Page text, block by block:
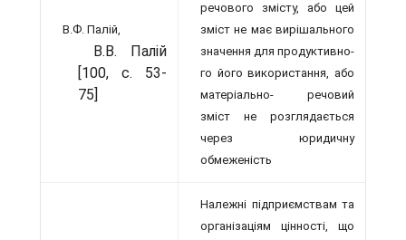
В.Ф. Палій,
В.В. Палій
[100, с. 53-
75]
речового змісту, або цей
зміст не має вирішального
значення для продуктивно­
го його використання, або
матеріально- речовий
зміст не розглядається
через юридичну
обмеженість
Належні підприємствам та
організаціям цінності, що